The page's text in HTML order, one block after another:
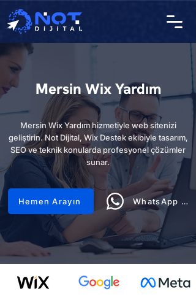
Mersin Wix Yardım
Mersin Wix Yardım hizmetiyle web sitenizi
geliştirin. Not Dijital, Wix Destek ekibiyle tasarım,
SEO ve teknik konularda profesyonel çözümler
sunar.
Hemen Arayın WhatsApp Hattı